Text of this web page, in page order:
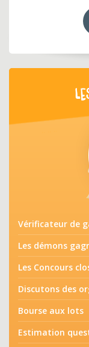
Vérificateur de
Les démons
Les Concours
Discutons des
Bourse aux lots
Estimation